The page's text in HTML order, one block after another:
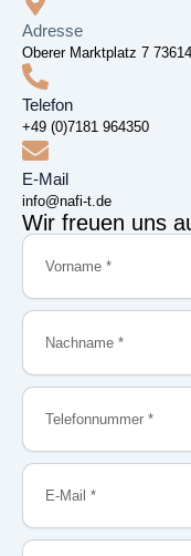
Adresse
Oberer Marktplatz 7
Telefon
+49 (0)7181 964350
E-Mail
info@nafi-t.de
Wir freuen uns
Vorname
Nachname
Telefonnummer
E-
Mail
–